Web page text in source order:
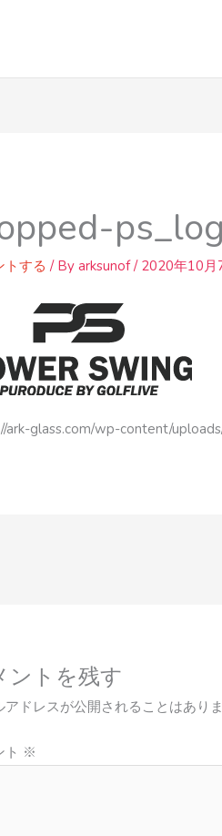
トする / Byarksunof/ 2020年10月
ark-glass.com/wp-content/
ントを残す
アドレスが公開されることはありま
ト ※